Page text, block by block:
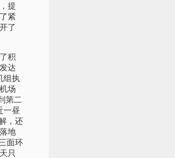
提
紧
了
积
达
组执
场
第二
一昼
，还
地
面环
只